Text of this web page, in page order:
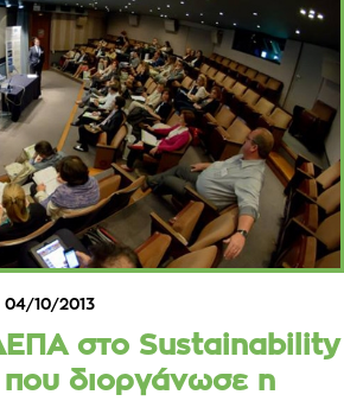
04/10/2013
στο Sustainability
που διοργάνωσε η